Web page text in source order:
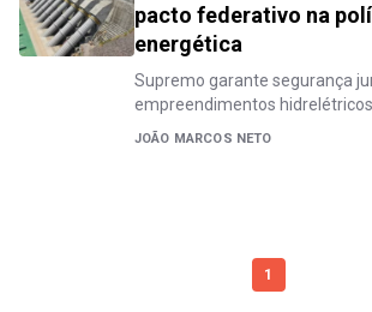
pacto federativo na
energética
Supremo garante segurança
empreendimentos hidrelétricos
JOÃO MARCOS NETO
1